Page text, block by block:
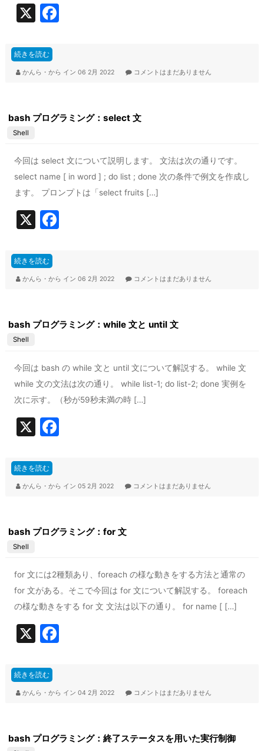
X F
e
o
o
続きを読む
かんら・から イン 06 2月 2022 コメントはまだありません
bash プログラミング：select 文
Shell
今回は select 文について説明します。 文法は次の通りです。
select name [ in word ] ; do list ; done 次の条件で例文を作成し
ます。 プロンプトは「select fruits […]
X F
e
o
o
続きを読む
かんら・から イン 06 2月 2022 コメントはまだありません
bash プログラミング：while 文と until 文
Shell
今回は bash の while 文と until 文について解説する。 while 文
while 文の文法は次の通り。 while list-1; do list-2; done 実例を
次に示す。（秒が59秒未満の時 […]
X F
e
o
続きを読む
かんら・から イン 05 2月 2022 コメントはまだありません
bash プログラミング：for 文
Shell
for 文には2種類あり、foreach の様な動きをする方法と通常の
for 文がある。そこで今回は for 文について解説する。 foreach
の様な動きをする for 文 文法は以下の通り。 for name [ […]
X F
e
o
続きを読む
かんら・から イン 04 2月 2022 コメントはまだありません
bash プログラミング：終了ステータスを用いた実行制御